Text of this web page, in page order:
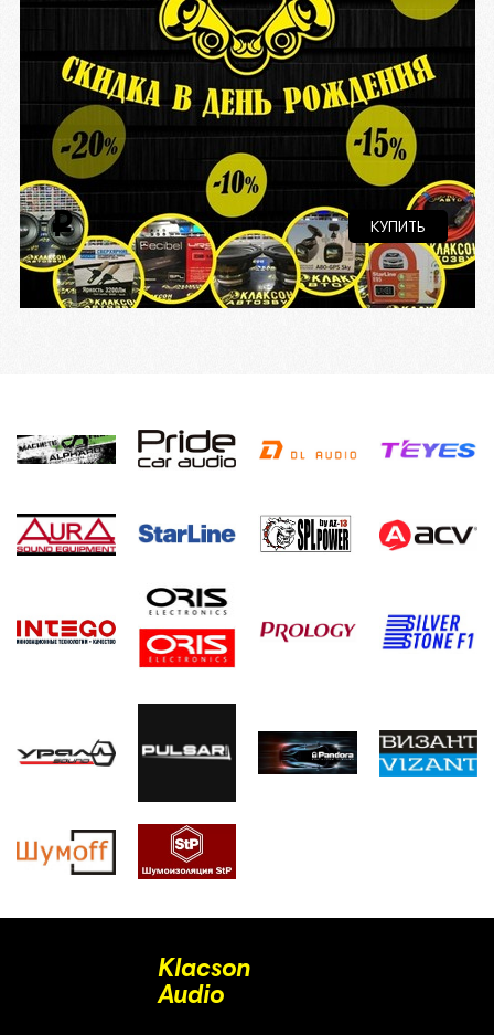
i КУПИТЬ
Klacson
Audio